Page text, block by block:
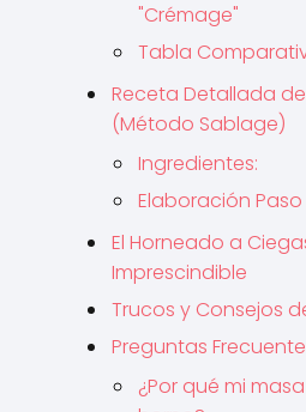
"Crémage"
Tabla
Receta Detallada
(Método Sablage)
Ingredientes:
Elaboración Paso
El Horneado a
Imprescindible
Trucos y Consejos
Preguntas
¿Por qué mi